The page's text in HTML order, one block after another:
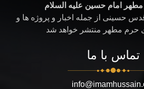
امام حسین علیه السلام
حسینی از جمله اخبار و پروژه ها و
حرم مطهر منتشر خواهد شد
تماس با ما